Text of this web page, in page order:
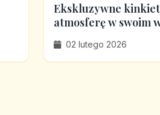
Ekskluzywne
atmosferę w swoim
02 lutego 2026